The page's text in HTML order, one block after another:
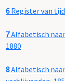
6 Register van
7Alfabetisch
1880
8Alfabetisch